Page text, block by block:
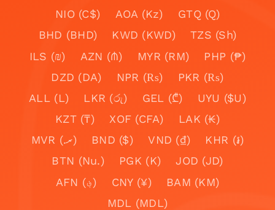
NIO (C$)
AOA (Kz)
GTQ (Q)
BHD (BHD)
KWD (KWD)
TZS (Sh)
ILS (₪)
AZN (₼) MYR (RM)
PHP (₱)
DZD (DA)
NPR (₨)
PKR (₨)
ALL (L)
LKR (රු) GEL (₾)
UYU ($U)
KZT (₸)
XOF (CFA)
LAK (₭)
MVR (.ރ)
BND ($) VND (₫)
KHR (៛)
BTN (Nu.)
PGK (K)
JOD (JD)
AFN (؋)
CNY (¥)
BAM (KM)
MDL (MDL)